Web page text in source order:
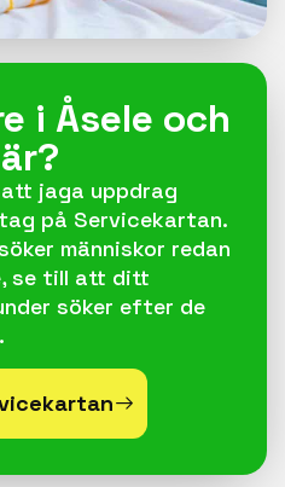
i Åsele och
jaga uppdrag
på Servicekartan.
människor redan
se till att ditt
söker efter de